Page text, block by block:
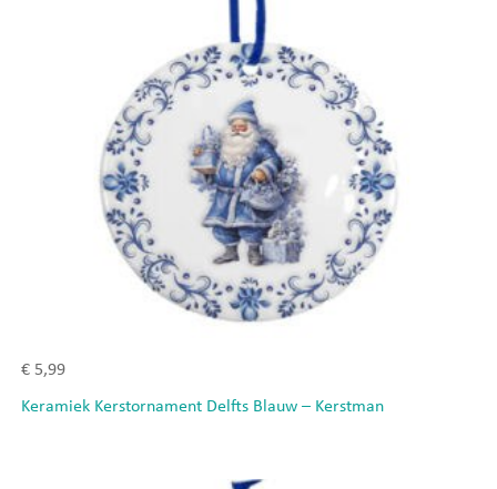
€5,99
Keramiek Kerstornament Delfts Blauw – Kerstman